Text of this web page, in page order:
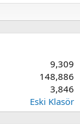
9,309
148,886
3,846
Eski Klasör